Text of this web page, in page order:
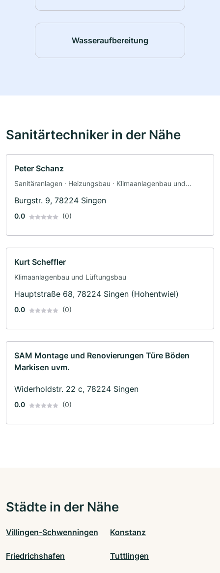
Wasseraufbereitung
Sanitärtechniker in der Nähe
Peter Schanz
Sanitäranlagen · Heizungsbau · Klimaanlagenbau und
Burgstr. 9, 78224 Singen
0.0 (0)
Kurt Scheffler
Klimaanlagenbau und Lüftungsbau
Hauptstraße 68, 78224 Singen (Hohentwiel)
0.0 (0)
SAM Montage und Renovierungen Türe Böden
Markisen uvm.
Widerholdstr. 22 c, 78224 Singen
0.0 (0)
Städte in der Nähe
Villingen-Schwenningen Konstanz
Friedrichshafen Tuttlingen